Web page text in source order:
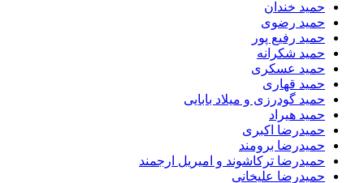
حمید خندان
حمید رضوی
حمید رفیع پور
حمید شکرانه
حمید عسکری
حمید قهاری
حمید گودرزی و میلاد بابایی
حمید هیراد
حمیدرضا اکبری
حمیدرضا برومند
حمیدرضا ترکاشوند و امیریل ارجمند
حمیدرضا علیخانی